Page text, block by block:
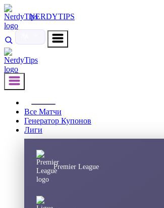
NERDYTIPS
Ставка дня
Все Матчи
Генератор Купонов
Лиги
Premier League